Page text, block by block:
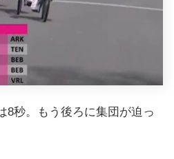
8秒。もう後ろに集団が迫っ